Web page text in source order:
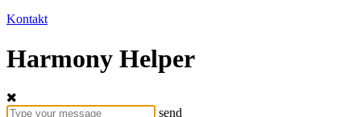
Kontakt
Harmony Helper
send